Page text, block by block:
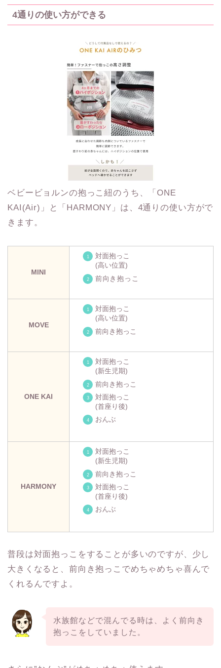
4通りの使い方ができる
ベビービョルンの抱っこ紐のうち、「ONE
KAI(Air)」と「HARMONY」は、4通りの使い方がで
きます。
MINI
対面抱っこ
(高い位置)
前向き抱っこ
MOVE
対面抱っこ
(高い位置)
前向き抱っこ
ONE KAI
対面抱っこ
(新生児期)
前向き抱っこ
対面抱っこ
(首座り後)
おんぶ
HARMONY
対面抱っこ
(新生児期)
前向き抱っこ
対面抱っこ
(首座り後)
おんぶ
普段は対面抱っこをすることが多いのですが、少し
大きくなると、前向き抱っこでめちゃめちゃ喜んで
くれるんですよ。
水族館などで混んでる時は、よく前向き
抱っこをしていました。